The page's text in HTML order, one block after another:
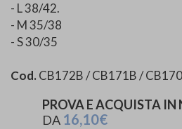
- L 38/42.
- M 35/38
- S 30/35
Cod. CB172B / CB171B /
PROVA E ACQUISTA IN
DA 16,10€